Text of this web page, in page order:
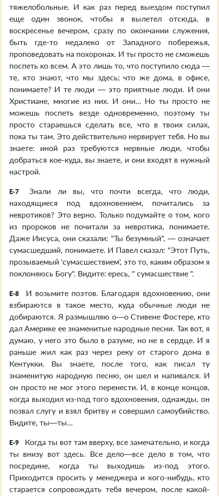
тяжелобольные. И как раз перед выездом поступил
еще один звонок, чтобы я вылетел отсюда, в
воскресенье вечером, сразу по окончании служения,
быть где-то недалеко от Западного побережья,
проповедовать на похоронах. И ты просто не сможешь
поспеть ко всем. А это лишь то, что поступило сюда —
те, кто знают, что мы здесь; что же дома, в офисе,
понимаете? И те люди — это приятные люди. И они
Христиане, многие из них. И они... Но ты просто не
можешь поспеть везде одновременно, поэтому ты
просто стараешься сделать все, что в твоих силах,
пока ты там. Это действительно нервирует тебя. Но вы
знаете: иной раз требуются нервные люди, чтобы
добраться кое-куда, вы знаете, и они входят в нужный
настрой.
E-7
Знали ли вы, что почти всегда, что люди,
находящиеся под вдохновением, почитались за
невротиков? Это верно. Только подумайте о том, кого
из пророков не почитали за невротика, понимаете.
Даже Иисуса, они сказали: "Ты безумный", — означает
сумасшедший, понимаете. И Павел сказал: "Этот Путь,
прозываемый 'сумасшествием', это то, каким образом я
поклоняюсь Богу". Видите: ересь, " сумасшествие ".
E-8
И возьмите поэтов. Благодаря вдохновению, они
взбираются в такое место, куда обычные люди не
добираются. Я размышляю о—о Стивене Фостере, кто
дал Америке ее знаменитые народные песни. Так вот, я
думаю, у него это было в разуме, но не в сердце. И я
раньше жил как раз через реку от старого дома в
Кентукки. Вы знаете, после того, как писал ту
знаменитую народную песню, он шел и напивался. И
он просто не мог этого перенести. И, в конце концов,
когда выходил из-под того вдохновения, однажды, он
позвал слугу и взял бритву и совершил самоубийство.
Видите, ты—ты...
E-9
Когда ты вот там вверху, все замечательно, и когда
ты внизу вот здесь. Все дело—все дело в том, что
посредине, когда ты выходишь из-под этого.
Приходится просить у менеджера и кого-нибудь, кто
старается сопровождать тебя вечером, после какой-